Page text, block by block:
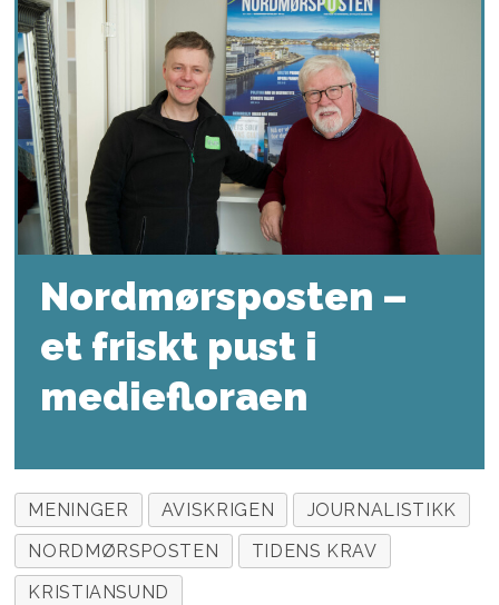
Nordmørsposten –
et friskt pust i
mediefloraen
MENINGER AVISKRIGEN
JOURNALISTIKK
NORDMØRSPOSTEN
TIDENS KRAV
KRISTIANSUND